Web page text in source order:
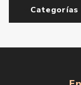
Categorías